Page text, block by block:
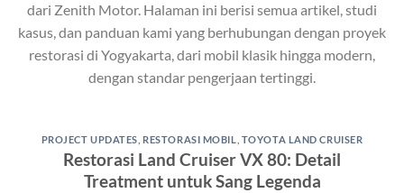
dari Zenith Motor. Halaman ini berisi semua artikel, studi
kasus, dan panduan kami yang berhubungan dengan proyek
restorasi di Yogyakarta, dari mobil klasik hingga modern,
dengan standar pengerjaan tertinggi.
PROJECT UPDATES RESTORASI MOBIL TOYOTA LAND CRUISER
Restorasi Land Cruiser VX 80: Detail
Treatment untuk Sang Legenda